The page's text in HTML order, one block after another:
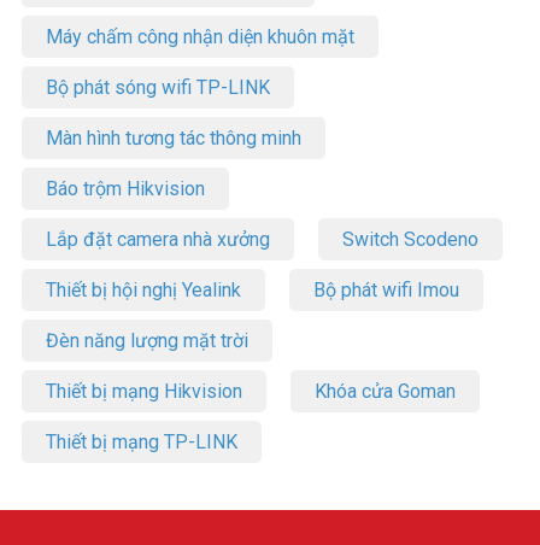
Máy chấm công nhận diện khuôn mặt
Bộ phát sóng wifi TP-LINK
Màn hình tương tác thông minh
Báo trộm Hikvision
Lắp đặt camera nhà xưởng Switch Scodeno
Thiết bị hội nghị Yealink Bộ phát wifi Imou
Đèn năng lượng mặt trời
Thiết bị mạng Hikvision Khóa cửa Goman
Thiết bị mạng TP-LINK